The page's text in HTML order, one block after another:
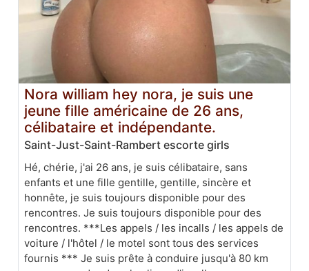
Nora william hey nora, je suis une
jeune fille américaine de 26 ans,
célibataire et indépendante.
Saint-Just-Saint-Rambert escorte girls
Hé, chérie, j'ai 26 ans, je suis célibataire, sans
enfants et une fille gentille, gentille, sincère et
honnête, je suis toujours disponible pour des
rencontres. Je suis toujours disponible pour des
rencontres. ***Les appels / les incalls / les appels de
voiture / l'hôtel / le motel sont tous des services
fournis *** Je suis prête à conduire jusqu'à 80 km